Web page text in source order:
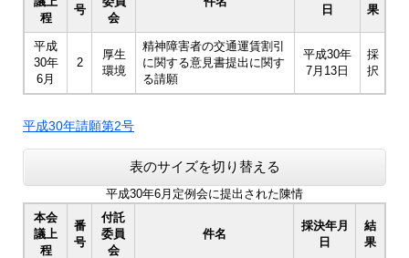
程
号
会
日
果
平成
30年
6月
2
厚生
環境
精神障害者の交通運賃割引
に関する意見書提出に関す
る請願
平成30年
7月13日
採
択
平成30年請願第2号
表のサイズを切り替える
本会
議上
程
番
号
付託
委員
会
件名
採決年月
日
結
果
平成30年6月定例会に提出された陳情